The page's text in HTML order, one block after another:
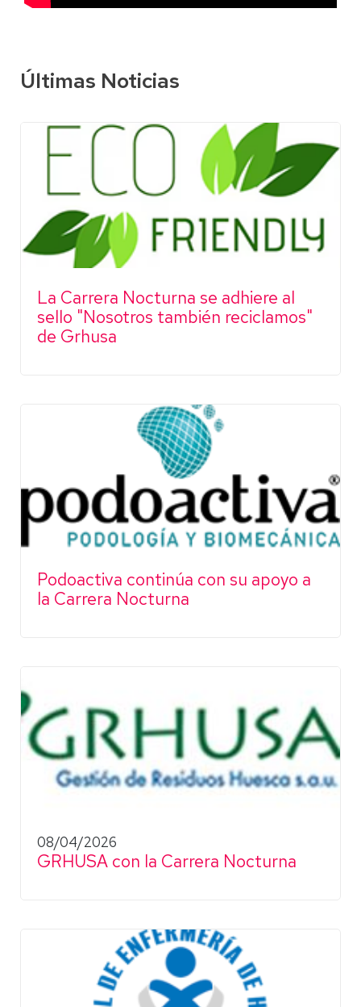
Últimas Noticias
La Carrera Nocturna se adhiere al
sello "Nosotros también reciclamos"
de Grhusa
Podoactiva continúa con su apoyo a
la Carrera Nocturna
08/04/2026
GRHUSA con la Carrera Nocturna